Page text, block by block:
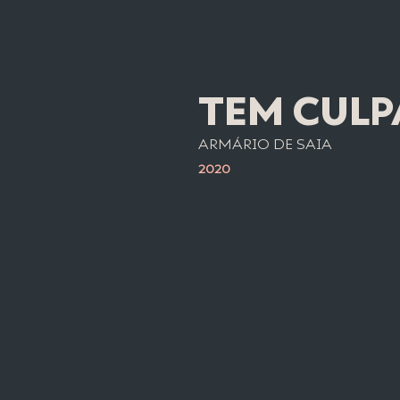
TEM
ARMÁRIO DE SAIA
2020